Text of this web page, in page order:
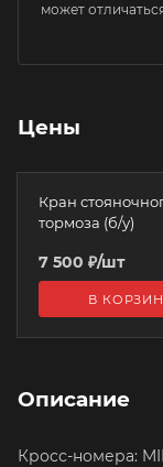
может
Цены
Кран
тормоза (б/у)
7 500 ₽/шт
В
Описание
Кросс-номера: